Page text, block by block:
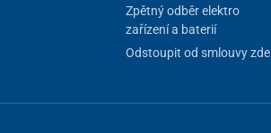
Zpětný odběr elektro
zařízení a baterií
Odstoupit od smlouvy zde